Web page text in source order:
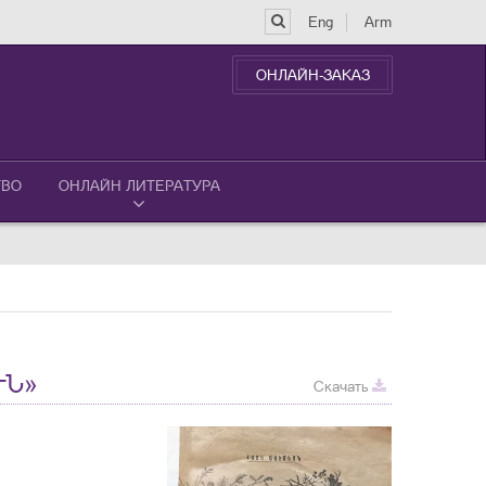
Eng Arm
ОНЛАЙН-ЗАКАЗ
ОНЛАЙН ЛИТЕРАТУРА
Скачать